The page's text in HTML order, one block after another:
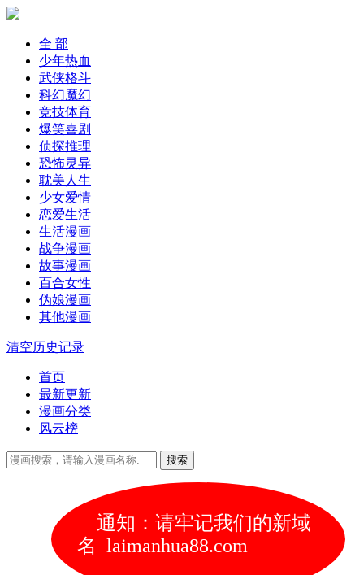
全 部
少年热血
武侠格斗
科幻魔幻
竞技体育
爆笑喜剧
侦探推理
恐怖灵异
耽美人生
少女爱情
恋爱生活
生活漫画
战争漫画
故事漫画
百合女性
伪娘漫画
其他漫画
清空历史记录
首页
最新更新
漫画分类
风云榜
通知：请牢记我们的新域
名 laimanhua88.com